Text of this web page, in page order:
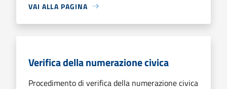
VAI ALLA PAGINA
Verifica della numerazione civica
Procedimento di verifica della numerazione civica